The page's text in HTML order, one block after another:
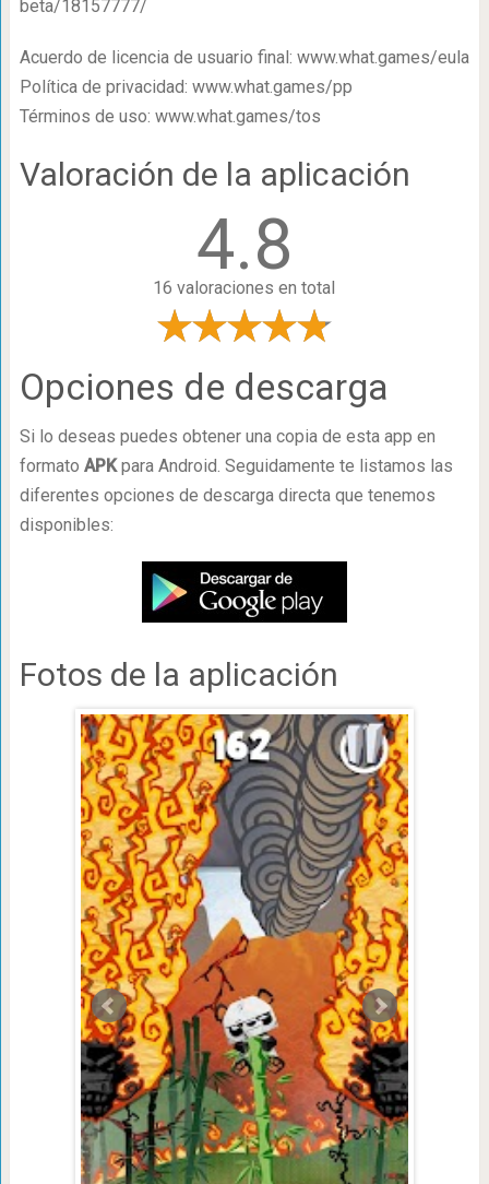
beta/18157777/
Acuerdo de licencia de usuario final: www.what.games/eula
Política de privacidad: www.what.games/pp
Términos de uso: www.what.games/tos
Valoración de la aplicación
4.8
16 valoraciones en total
Opciones de descarga
Si lo deseas puedes obtener una copia de esta app en
formato APKpara Android. Seguidamente te listamos las
diferentes opciones de descarga directa que tenemos
disponibles:
Fotos de la aplicación